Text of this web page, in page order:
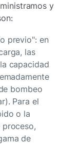
y
previo": en
las
capacidad
bombeo
Para el
o la
proceso,
de